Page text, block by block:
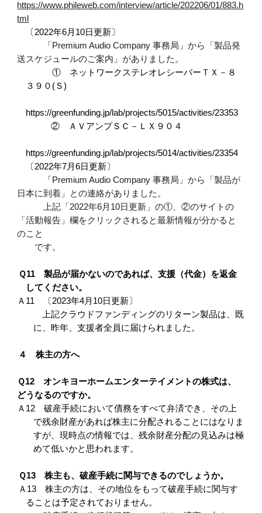
https://www.phileweb.com/interview/article/202206/01/883.h
tml
〔2022年6月10日更新〕
「Premium Audio Company 事務局」から「製品発
送スケジュールのご案内」がありました。
① ネットワークステレオレシーバーＴＸ－８
３９０(Ｓ)
https://greenfunding.jp/lab/projects/5015/activities/23353
② ＡＶアンプＳＣ－ＬＸ９０４
https://greenfunding.jp/lab/projects/5014/activities/23354
〔2022年7月6日更新〕
「Premium Audio Company 事務局」から「製品が
日本に到着」との連絡がありました。
上記「2022年6月10日更新」の①、②のサイトの
「活動報告」欄をクリックされると最新情報が分かると
のこと
です。
Ｑ11 製品が届かないのであれば、支援（代金）を返金
してください。
Ａ11
〔2023年4月10日更新〕
上記クラウドファンディングのリターン製品は、既
に、昨年、支援者全員に届けられました。
４ 株主の方へ
Ｑ12 オンキヨーホームエンターテイメントの株式は、
どうなるのですか。
Ａ12 破産手続において債務をすべて弁済でき、その上
で残余財産があれば株主に分配されることにはなりま
すが、現時点の情報では、残余財産分配の見込みは極
めて低いかと思われます。
Ｑ13 株主も、破産手続に関与できるのでしょうか。
Ａ13 株主の方は、その地位をもって破産手続に関与す
ることは予定されておりません。